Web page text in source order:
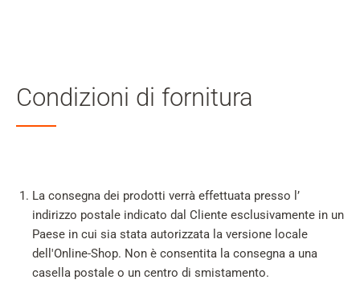
Salta alla ricerca
Cart
Condizioni di fornitura
La consegna dei prodotti verrà effettuata presso l’
indirizzo postale indicato dal Cliente esclusivamente in un
Paese in cui sia stata autorizzata la versione locale
dell'Online-Shop. Non è consentita la consegna a una
casella postale o un centro di smistamento.